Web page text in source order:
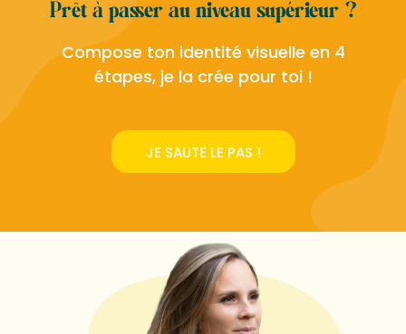
Prêt à passer au niveau supérieur ?
Compose ton identité visuelle en 4
étapes, je la crée pour toi !
JE SAUTE LE PAS !